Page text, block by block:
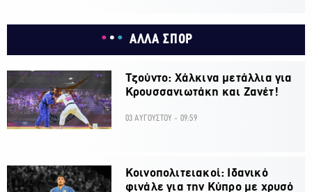
ΑΛΛΑ ΣΠΟΡ
Τζούντο: Χάλκινα μετάλλια για
Κρουσσανιωτάκη και Ζανέτ!
03 ΑΥΓΟΥΣΤΟΥ - 09:59
Κοινοπολιτειακοί: Ιδανικό
φινάλε για την Κύπρο με χρυσό